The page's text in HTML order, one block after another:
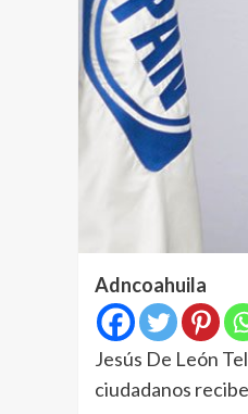
Adncoahuila
Jesús De León
ciudadanos